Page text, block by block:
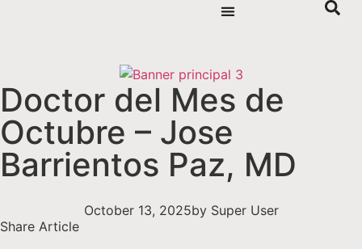
Doctor del Mes de
Octubre – Jose
Barrientos Paz, MD
October 13, 2025bySuper User
Share Article